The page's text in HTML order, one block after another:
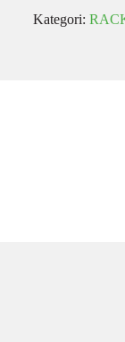
Kategori: